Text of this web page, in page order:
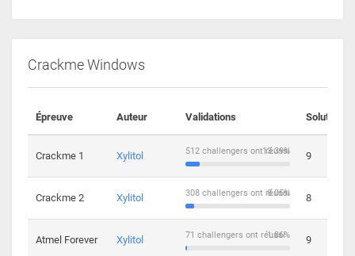
Crackme Windows
Épreuve Auteur Validations Solutions
Crackme 1 Xylitol 13.39%
512 challengers ont réussi 9
Crackme 2 Xylitol 8.05%
308 challengers ont réussi 8
Atmel Forever Xylitol 1.86%
71 challengers ont réussi 9